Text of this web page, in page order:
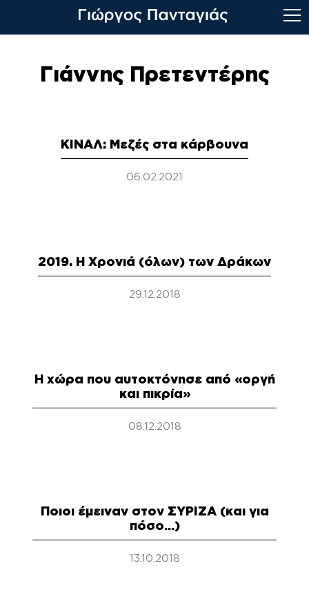
Γιάννης Πρετεντέρης
ΚΙΝΑΛ: Μεζές στα κάρβουνα
06.02.2021
2019. Η Χρονιά (όλων) των Δράκων
29.12.2018
Η χώρα που αυτοκτόνησε από «οργή
και πικρία»
08.12.2018
Ποιοι έμειναν στον ΣΥΡΙΖΑ (και για
πόσο…)
13.10.2018